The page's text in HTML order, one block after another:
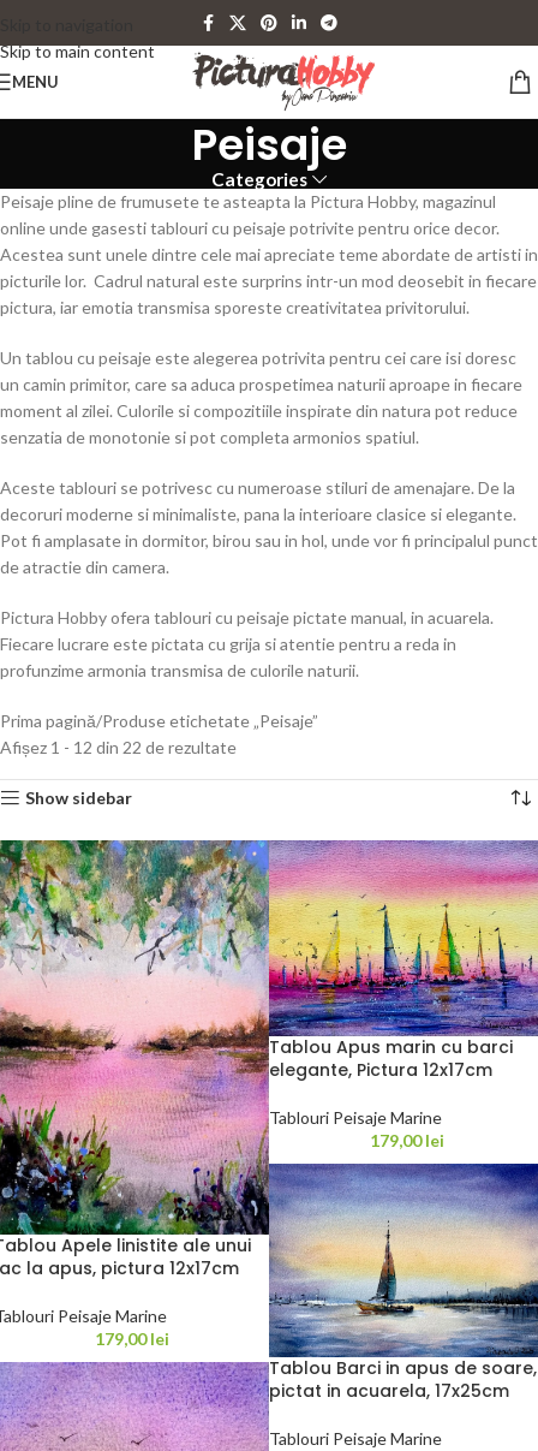
Skip to main content
MENU
Peisaje
Categories
Peisaje pline de frumusete te asteapta la Pictura Hobby, magazinul
online unde gasesti tablouri cu peisaje potrivite pentru orice decor.
Acestea sunt unele dintre cele mai apreciate teme abordate de artisti in
picturile lor. Cadrul natural este surprins intr-un mod deosebit in fiecare
pictura, iar emotia transmisa sporeste creativitatea privitorului.
Un tablou cu peisaje este alegerea potrivita pentru cei care isi doresc
un camin primitor, care sa aduca prospetimea naturii aproape in fiecare
moment al zilei. Culorile si compozitiile inspirate din natura pot reduce
senzatia de monotonie si pot completa armonios spatiul.
Aceste tablouri se potrivesc cu numeroase stiluri de amenajare. De la
decoruri moderne si minimaliste, pana la interioare clasice si elegante.
Pot fi amplasate in dormitor, birou sau in hol, unde vor fi principalul punct
de atractie din camera.
Pictura Hobby ofera tablouri cu peisaje pictate manual, in acuarela.
Fiecare lucrare este pictata cu grija si atentie pentru a reda in
profunzime armonia transmisa de culorile naturii.
Prima pagină Produse etichetate „Peisaje”
Afișez 1 - 12 din 22 de rezultate
Show sidebar
Apele linistite ale unui
la apus, pictura 12x17cm
Peisaje Marine
179,00lei
Tablou Apus marin cu barci
elegante, Pictura 12x17cm
Tablouri Peisaje Marine
179,00lei
Tablou Barci in apus de soare,
pictat in acuarela, 17x25cm
Tablouri Peisaje Marine